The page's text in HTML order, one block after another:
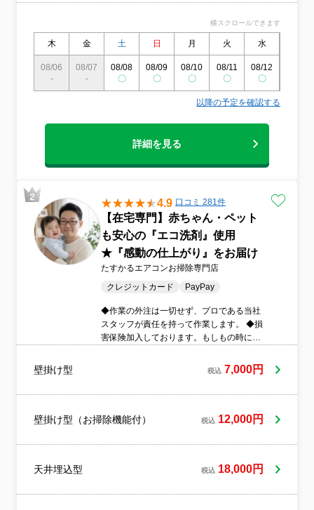
す。決して「格安」だけを売りにする店舗
ではございませんが、出会えたご縁への感
謝の気持ちを込め、心から喜んでいただけ
る品質を追求しています。部材の養生から
細部まで精密に仕上げ、確かな満足をお届
スキルに加え、損害保険にも加入している
なお子様や化学物質に敏感な方でも安心し
てお過ごしいただけるよう、人体に優しい
エコ洗剤を厳選して使用しています。
横スクロールできます
木 金 土 日 月 火 水
08/06
-
08/07
-
08/08
〇
08/09
〇
08/10
〇
08/11
〇
08/12
〇
以降の予定を確認する
詳細を見る
4.9 口コミ 281件
【在宅専門】赤ちゃん・ペット
も安心の『エコ洗剤』使用
★『感動の仕上がり』をお届け
たすかるエアコンお掃除専門店
クレジットカード
PayPay
◆作業の外注は一切せず、プロである当社
スタッフが責任を持って作業します。 ◆損
害保険加入しております。もしもの時にも
予約もお気軽にご相談ください。
壁掛け型 税込 7,000円
壁掛け型（お掃除機能付） 税込 12,000円
天井埋込型 税込 18,000円